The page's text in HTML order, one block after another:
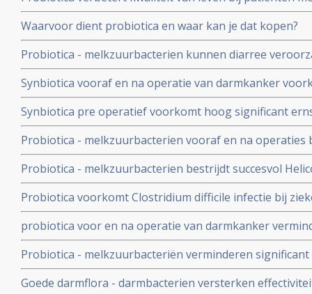
prikkelbare darm
Waarvoor dient probiotica en waar kan je dat kopen?
Probiotica - melkzuurbacterien kunnen diarree
radiotherapie bij kanker in de buik of bekken
Synbiotica vooraf en na operatie van darmkanker
operatieve infecties in vergelijking met placebo. 1 vs 9
Synbiotica pre operatief voorkomt hoog significant
in gebied van alvleesklier. 6 versus geen sterfgevallen
Probiotica - melkzuurbacterien vooraf en na
ernstige infecties, bevorderen sneller herstel en
ziekenhuisopname
Probiotica - melkzuurbacterien bestrijdt succesvol
veel minder bijwerkingen van anti-biotica bij
Probiotica voorkomt Clostridium difficile infectie bij
biotica krijgen met meer dan 50 procent
probiotica voor en na operatie van darmkanker
minder infecties, versnelt herstel ontlasting en
placebo
Probiotica - melkzuurbacteriën verminderen
chemo met irinitocan bij darmkankerpatienten.
Ernstige diarree: 17,4 vs nul procent
Goede darmflora - darmbacterien versterken